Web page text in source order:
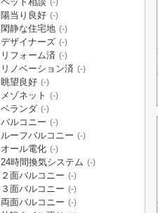
(-)
陽当り良好 (-)
閑静な住宅地 (-)
デザイナーズ (-)
リフォーム済 (-)
リノベーション済 (-)
眺望良好 (-)
メゾネット (-)
ベランダ (-)
バルコニー (-)
ルーフバルコニー (-)
オール電化 (-)
24時間換気システム (-)
２面バルコニー (-)
３面バルコニー (-)
両面バルコニー (-)